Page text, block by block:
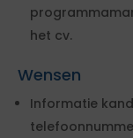
het cv.
Wensen
Informatie